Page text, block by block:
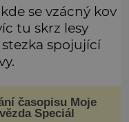
se vzácný kov
tu skrz lesy
spojující
časopisu Moje
Speciál